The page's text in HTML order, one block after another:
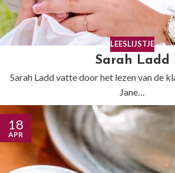
LEESLIJSTJE
Sarah Ladd
Sarah Ladd vatte door het lezen van de
Jane…
18
APR